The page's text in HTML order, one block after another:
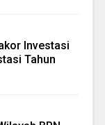
Investasi
Tahun